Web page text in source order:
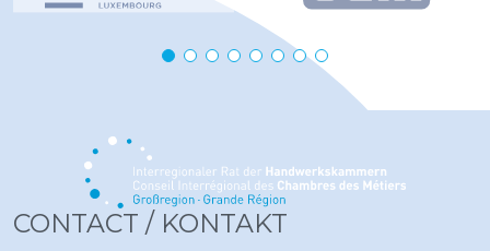
CONTACT / KONTAKT